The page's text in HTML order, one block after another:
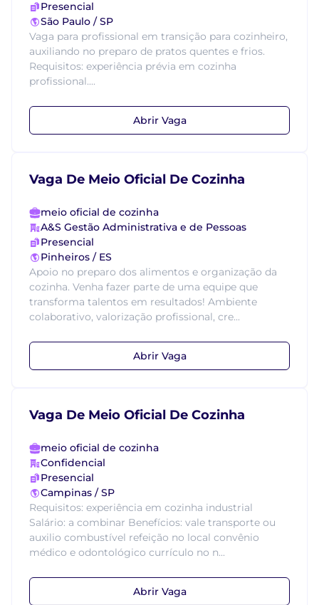
Presencial
São Paulo / SP
Vaga para profissional em transição para cozinheiro,
auxiliando no preparo de pratos quentes e frios.
Requisitos: experiência prévia em cozinha
profissional....
Abrir Vaga
Vaga De Meio Oficial De Cozinha
meio oficial de cozinha
A&S Gestão Administrativa e de Pessoas
Presencial
Pinheiros / ES
Apoio no preparo dos alimentos e organização da
cozinha. Venha fazer parte de uma equipe que
transforma talentos em resultados! Ambiente
colaborativo, valorização profissional, cre...
Abrir Vaga
Vaga De Meio Oficial De Cozinha
meio oficial de cozinha
Confidencial
Presencial
Campinas / SP
Requisitos: experiência em cozinha industrial
Salário: a combinar Benefícios: vale transporte ou
auxilio combustível refeição no local convênio
médico e odontológico currículo no n...
Abrir Vaga